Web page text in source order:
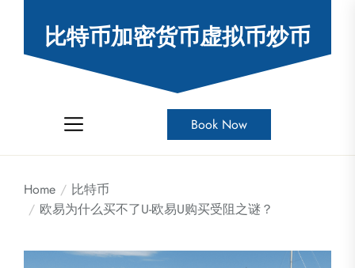
比特币加密货币虚拟币炒币
Book Now
Home
比特币
欧易为什么买不了U-欧易U购买受阻之谜？